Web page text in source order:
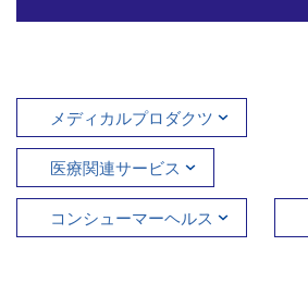
メディカルプロダクツ
医療関連サービス
コンシューマーヘルス